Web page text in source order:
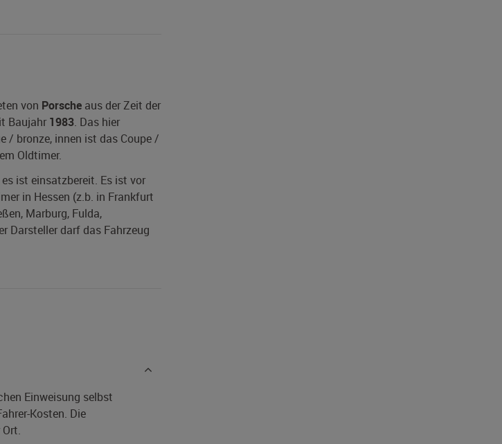
von Porsche aus der Zeit der
Baujahr 1983. Das hier
/ bronze, innen ist das Coupe /
Oldtimer.
ist einsatzbereit. Es ist vor
in Hessen (z.b. in Frankfurt
Marburg, Fulda,
Darsteller darf das Fahrzeug
Einweisung selbst
Kosten. Die